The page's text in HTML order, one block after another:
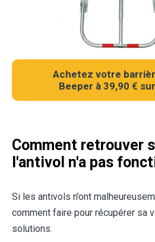
Achetez votre
Beeper à 39,90 €
Comment retrouver
l'antivol n'a pas
Si les antivols n’ont
comment faire pour récupérer sa
solutions.